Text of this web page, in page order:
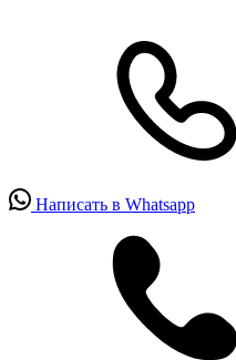
Написать в Whatsapp